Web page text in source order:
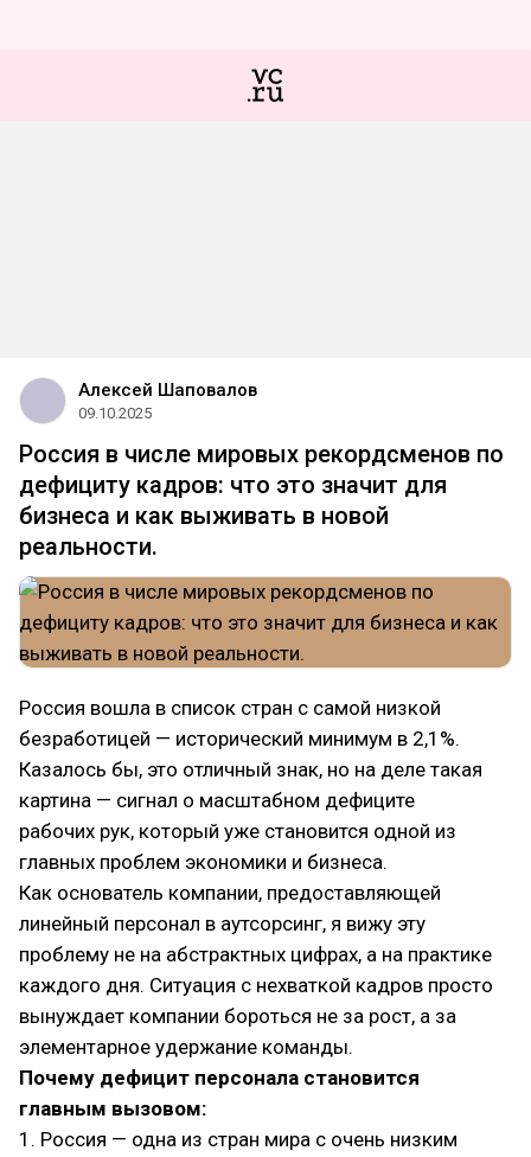
Алексей Шаповалов
09.10.2025
Россия в числе мировых рекордсменов по
дефициту кадров: что это значит для
бизнеса и как выживать в новой
реальности.
Россия вошла в список стран с самой низкой
безработицей — исторический минимум в 2,1%.
Казалось бы, это отличный знак, но на деле такая
картина — сигнал о масштабном дефиците
рабочих рук, который уже становится одной из
главных проблем экономики и бизнеса.
Как основатель компании, предоставляющей
линейный персонал в аутсорсинг, я вижу эту
проблему не на абстрактных цифрах, а на практике
каждого дня. Ситуация с нехваткой кадров просто
вынуждает компании бороться не за рост, а за
элементарное удержание команды.
Почему дефицит персонала становится
главным вызовом:
1. Россия — одна из стран мира с очень низким